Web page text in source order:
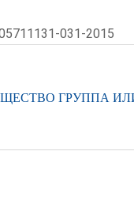
031-2015
ГРУППА